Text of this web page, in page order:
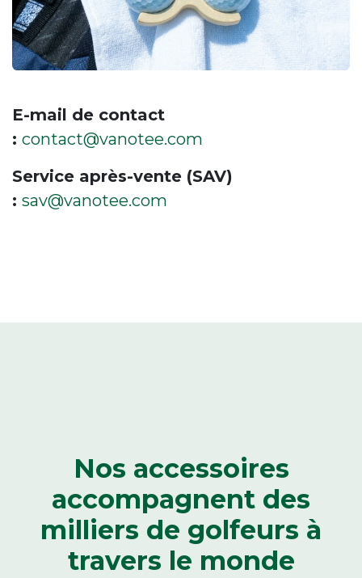
E-mail de contact
: contact@vanotee.com
Service après-vente (SAV)
: sav@vanotee.com
Nos accessoires
accompagnent des
milliers de golfeurs à
travers le monde